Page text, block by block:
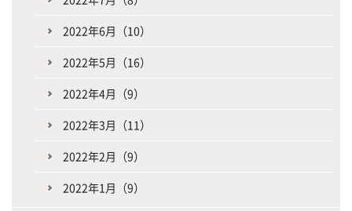
2022年6月（10）
2022年5月（16）
2022年4月（9）
2022年3月（11）
2022年2月（9）
2022年1月（9）